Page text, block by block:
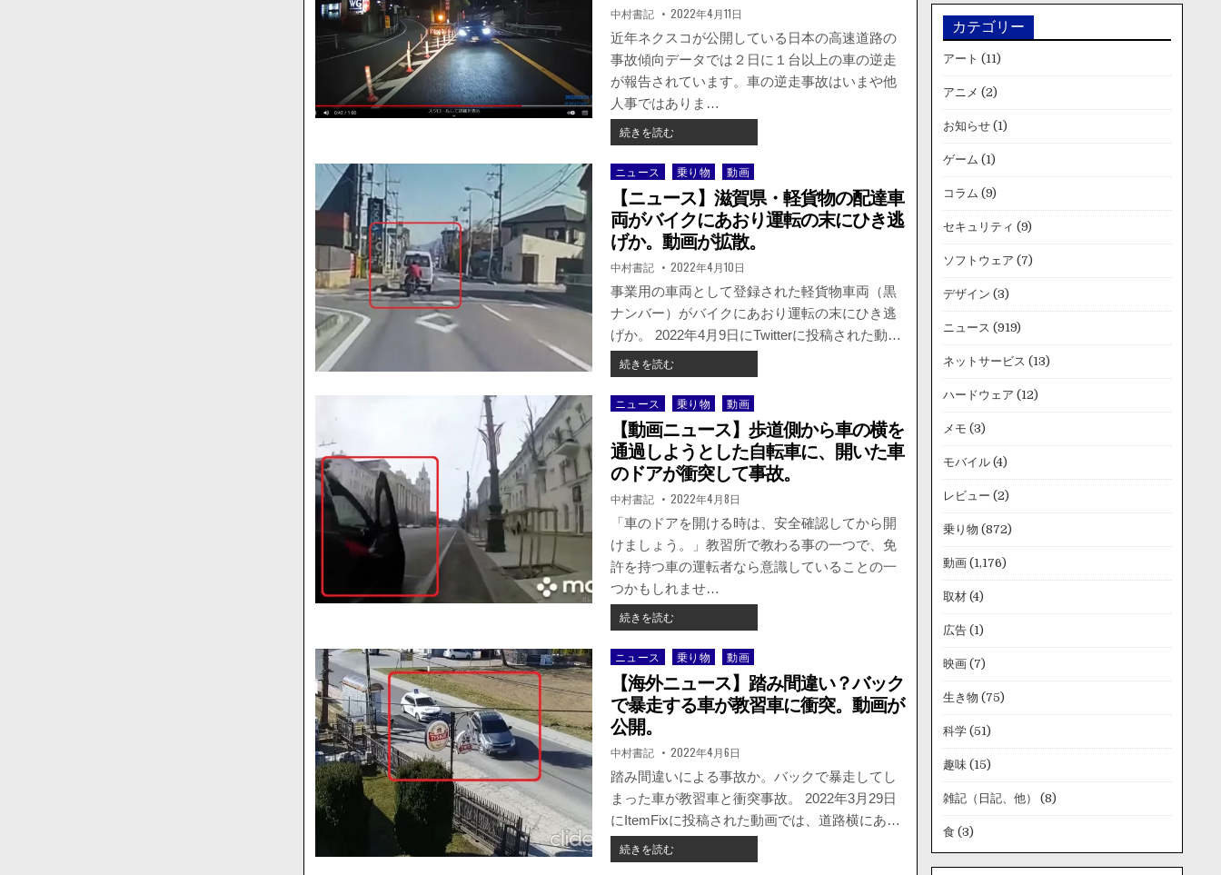
倒
す
る
故
が
撮
れ
る
ト
ラ
で
バ
ッ
ト
車
殴
打、
殴
さ
れ
た
は
車
で
体
当
た
り。
動
画
が
公
開。
著
者:
中村書記 掲
載
日：
2022年4月11日
近年ネクスコが公開している日本の高速道路の
事故傾向データでは２日に１台以上の車の逆走
が報告されています。車の逆走事故はいまや他
人事ではありま…
続きを読む【国
内
ニ
ュ
ー
ス】
兵
庫・
逆
走
車
と
正
面
寸
前！
ギ
リ
ギ
リ
避
の
様
が
話
題
に。
Posted
ニュース 乗り物 動画
【ニュース】滋賀県・軽貨物の配達車
両がバイクにあおり運転の末にひき逃
げか。動画が拡散。
著
者:
中村書記 掲
載
日：
2022年4月10日
事業用の車両として登録された軽貨物車両（黒
ナンバー）がバイクにあおり運転の末にひき逃
げか。 2022年4月9日にTwitterに投稿された動…
続きを読む【ニ
ュ
ー
ス】
滋
賀
県・
軽
貨
物
の
配
達
車
両
が
イ
に
あ
運
転
の
に
ひ
き
Posted
ニュース 乗り物 動画
【動画ニュース】歩道側から車の横を
通過しようとした自転車に、開いた車
のドアが衝突して事故。
著
者:
中村書記 掲
載
日：
2022年4月8日
「車のドアを開ける時は、安全確認してから開
けましょう。」教習所で教わる事の一つで、免
許を持つ車の運転者なら意識していることの一
つかもしれませ…
続きを読む【動
画
ニ
ュ
ー
ス】
側
か
ら
車
の
横
Posted
ニュース 乗り物 動画
【海外ニュース】踏み間違い？バック
で暴走する車が教習車に衝突。動画が
公開。
著
者:
中村書記 掲
載
日：
2022年4月6日
踏み間違いによる事故か。バックで暴走してし
まった車が教習車と衝突事故。 2022年3月29日
にItemFixに投稿された動画では、道路横にあ…
続きを読む【海
外
カテゴリー
アート (11)
アニメ (2)
お知らせ(1)
ゲーム (1)
コラム (9)
セキュリティ (9)
ソフトウェア (7)
デザイン (3)
ニュース (919)
ネットサービス (13)
ハードウェア (12)
メモ (3)
モバイル(4)
レビュー (2)
乗り物 (872)
動画(1,176)
取材(4)
広告(1)
映画(7)
生き物 (75)
科学(51)
趣味(15)
雑記（日記、他） (8)
食 (3)